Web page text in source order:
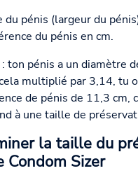
du pénis (largeur du
du pénis en cm.
ton pénis a un diamètre
multiplié par 3,14, tu
de pénis de 11,3 cm,
à une taille de
la taille du
Condom Sizer